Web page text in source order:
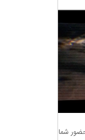
حضور شما